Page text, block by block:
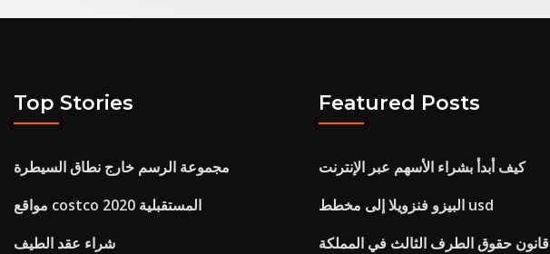
Top Stories
مجموعة الرسم خارج نطاق السيطرة
مواقع costco المستقبلية 2020
شراء عقد الطيف
Featured Posts
كيف أبدأ بشراء الأسهم عبر الإنترنت
البيزو فنزويلا إلى مخطط usd
قانون حقوق الطرف الثالث في المملكة